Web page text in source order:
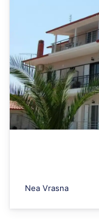
Nea Vrasna